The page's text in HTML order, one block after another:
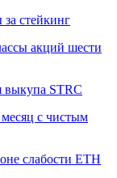
стейкинг
акций шести
выкупа STRC
с чистым
слабости ETH